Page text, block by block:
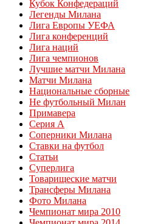
Кубок Конфедераций
Легенды Милана
Лига Европы УЕФА
Лига конференций
Лига наций
Лига чемпионов
Лучшие матчи Милана
Матчи Милана
Национальные сборные
Не футбольный Милан
Примавера
Серия А
Соперники Милана
Ставки на футбол
Статьи
Суперлига
Товарищеские матчи
Трансферы Милана
Фото Милана
Чемпионат мира 2010